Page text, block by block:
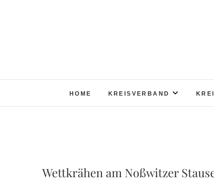
HOME KREISVERBAND
Wettkrähen am Noßwitzer